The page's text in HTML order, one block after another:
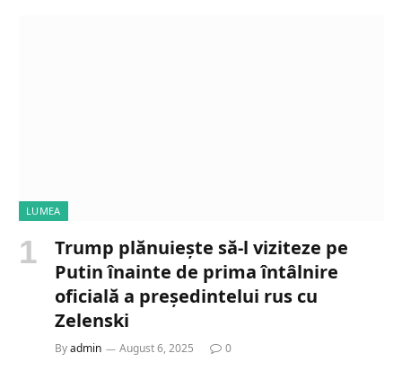
LUMEA
Trump plănuiește să-l viziteze pe
Putin înainte de prima întâlnire
oficială a președintelui rus cu
Zelenski
Byadmin August 6, 2025 0